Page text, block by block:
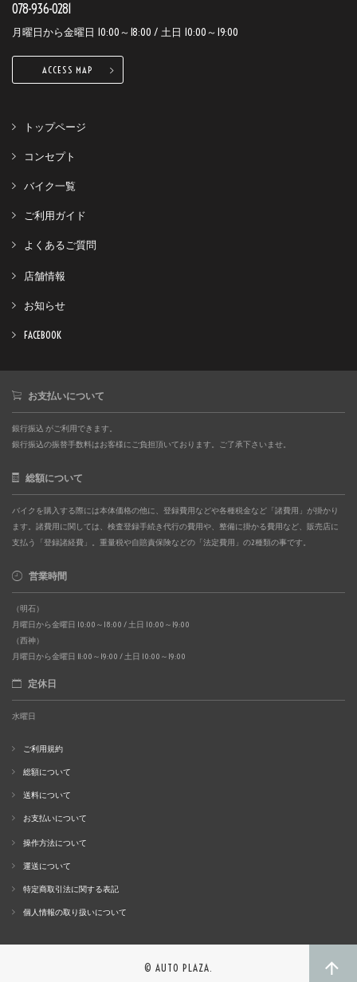
078-936-0281
月曜日から金曜日 10:00～18:00 / 土日 10:00～19:00
ACCESS MAP
トップページ
コンセプト
バイク一覧
ご利用ガイド
よくあるご質問
店舗情報
お知らせ
FACEBOOK
お支払いについて
銀行振込 がご利用できます。
銀行振込の振替手数料はお客様にご負担頂いております。ご了承下さいませ。
総額について
バイクを購入する際には本体価格の他に、登録費用などや各種税金など「諸費用」が掛かり
ます。諸費用に関しては、検査登録手続き代行の費用や、整備に掛かる費用など、販売店に
支払う「登録諸経費」。重量税や自賠責保険などの「法定費用」の2種類の事です。
営業時間
（明石）
月曜日から金曜日 10:00～18:00 / 土日 10:00～19:00
（西神）
月曜日から金曜日 11:00～19:00 / 土日 10:00～19:00
定休日
水曜日
ご利用規約
総額について
送料について
お支払いについて
操作方法について
運送について
特定商取引法に関する表記
個人情報の取り扱いについて
© AUTO PLAZA.